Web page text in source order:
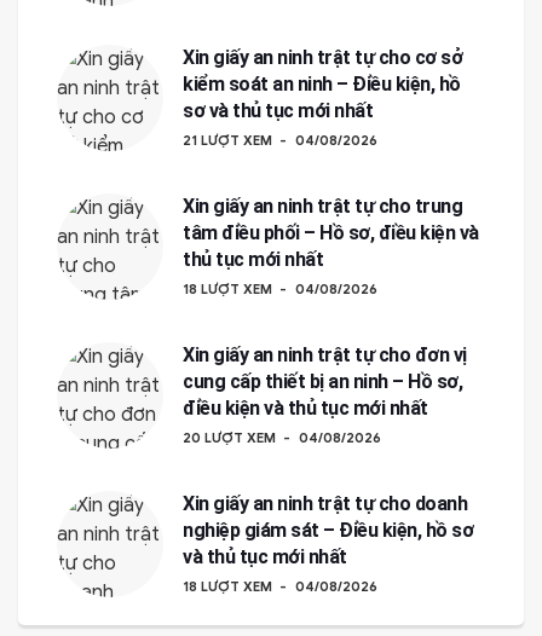
thị trường. Trong bối cảnh người tiêu dùng ngày càng
Xin giấy an ninh trật tự cho cơ sở
kiểm soát an ninh – Điều kiện, hồ
sơ và thủ tục mới nhất
21 LƯỢT XEM 04/08/2026
Xin giấy an ninh trật tự cho trung
tâm điều phối – Hồ sơ, điều kiện và
thủ tục mới nhất
18 LƯỢT XEM 04/08/2026
Xin giấy an ninh trật tự cho đơn vị
cung cấp thiết bị an ninh – Hồ sơ,
điều kiện và thủ tục mới nhất
20 LƯỢT XEM 04/08/2026
Xin giấy an ninh trật tự cho doanh
nghiệp giám sát – Điều kiện, hồ sơ
và thủ tục mới nhất
18 LƯỢT XEM 04/08/2026